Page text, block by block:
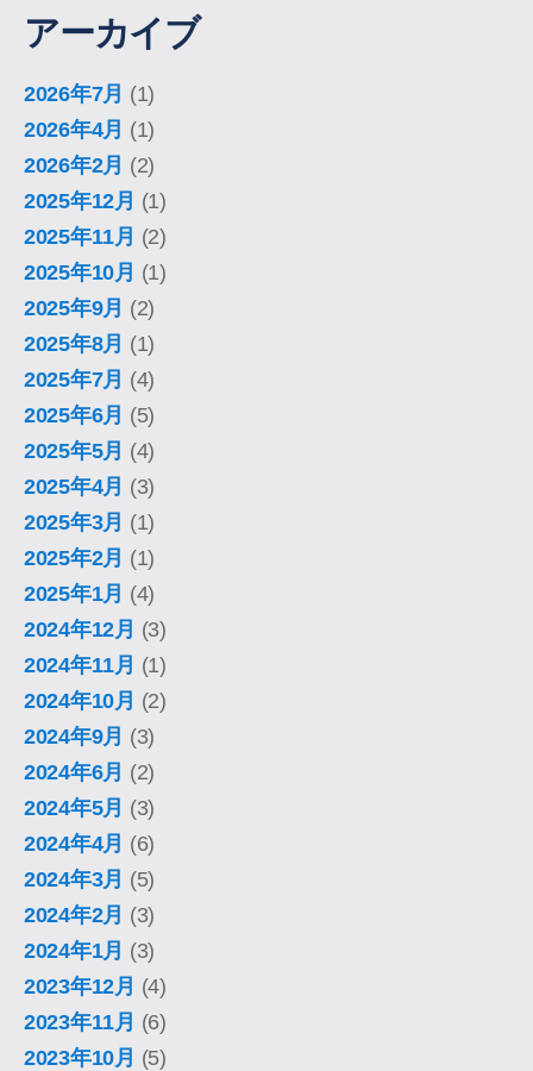
アーカイブ
2026年7月 (1)
2026年4月 (1)
2026年2月 (2)
2025年12月 (1)
2025年11月 (2)
2025年10月 (1)
2025年9月 (2)
2025年8月 (1)
2025年7月 (4)
2025年6月 (5)
2025年5月 (4)
2025年4月 (3)
2025年3月 (1)
2025年2月 (1)
2025年1月 (4)
2024年12月 (3)
2024年11月 (1)
2024年10月 (2)
2024年9月 (3)
2024年6月 (2)
2024年5月 (3)
2024年4月 (6)
2024年3月 (5)
2024年2月 (3)
2024年1月 (3)
2023年12月 (4)
2023年11月 (6)
2023年10月 (5)